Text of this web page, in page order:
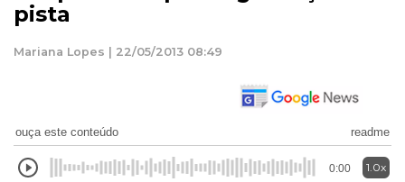
pista
Mariana Lopes | 22/05/2013 08:49
ouça este conteúdo readme
0:00 1.0x